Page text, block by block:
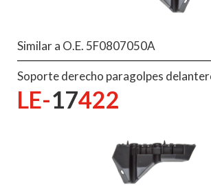
Similar a O.E. 5F0807050A
Soporte derecho paragolpes
LE-17422